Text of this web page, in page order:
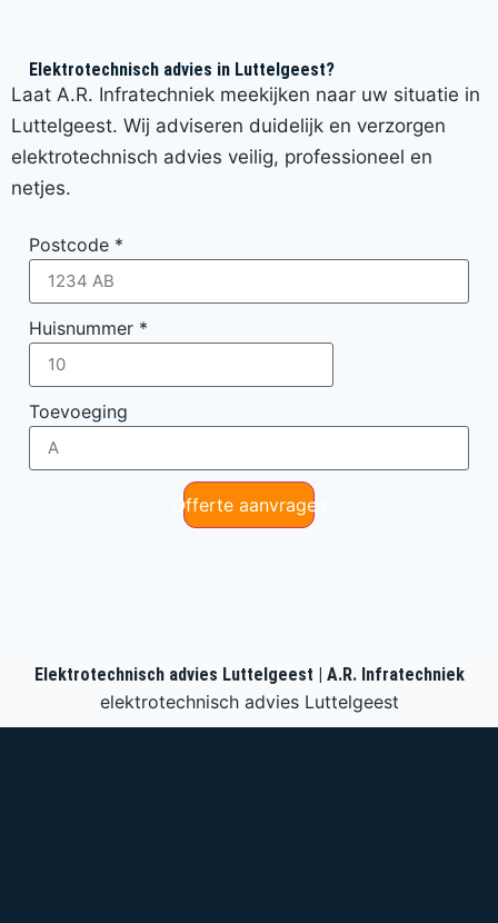
Elektrotechnisch advies in Luttelgeest?
Laat A.R. Infratechniek meekijken naar uw situatie in
Luttelgeest. Wij adviseren duidelijk en verzorgen
elektrotechnisch advies veilig, professioneel en
netjes.
Postcode *
Huisnummer *
Toevoeging
Offerte aanvragen
Elektrotechnisch advies Luttelgeest | A.R. Infratechniek
elektrotechnisch advies Luttelgeest